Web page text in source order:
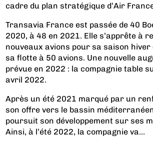
cadre du plan stratégique d’Air
Transavia France est passée de 40
2020, à 48 en 2021. Elle s’apprête à
nouveaux avions pour sa saison
sa flotte à 50 avions. Une nouvelle
prévue en 2022 : la compagnie table
avril 2022.
Après un été 2021 marqué par un
son offre vers le bassin
poursuit son développement sur ses
Ainsi, à l’été 2022, la compagnie va...